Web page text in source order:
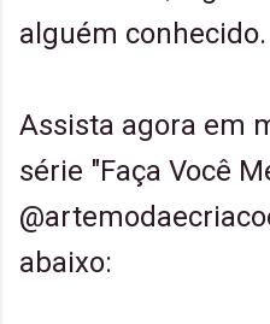
alguém conhecido.
Assista agora em
série "Faça Você
abaixo: